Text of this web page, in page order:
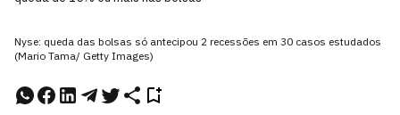
Nyse: queda das bolsas só antecipou 2 recessões em 30 casos estudados
(Mario Tama/ Getty Images)